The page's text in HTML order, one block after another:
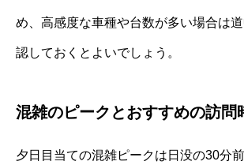
め、高感度な車種や台数が多い場合は
認しておくとよいでしょう。
混雑のピークとおすすめの訪問
夕日目当ての混雑ピークは日没の30分